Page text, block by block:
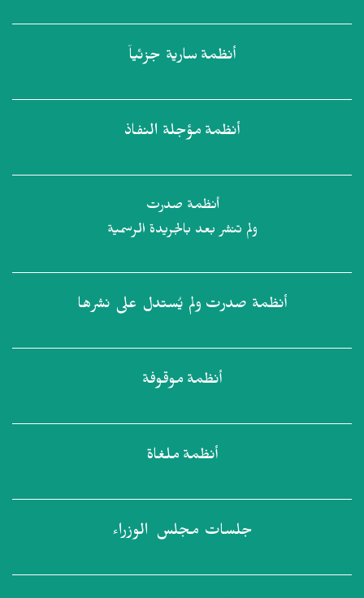
أنظمة سارية جزئياً
أنظمة مؤجلة النفاذ
أنظمة صدرت
ولم تنشر بعد بالجريدة الرسمية
أنظمة صدرت ولم يُستدل على نشرها
أنظمة موقوفة
أنظمة ملغاة
جلسات مجلس الوزراء